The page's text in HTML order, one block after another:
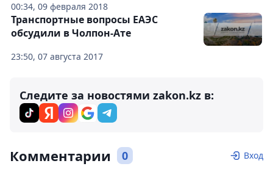
00:34, 09 февраля 2018
23:50, 07 августа 2017
Транспортные вопросы ЕАЭС
обсудили в Чолпон-Ате
Следите за новостями zakon.kz в:
Комментарии 0 Вход